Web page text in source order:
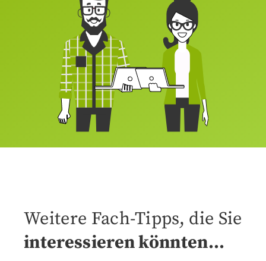
Weitere Fach-Tipps, die Sie
interessieren könnten…